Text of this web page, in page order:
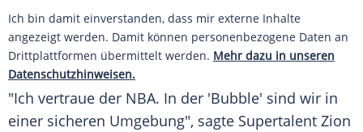
Ich bin damit einverstanden, dass mir externe Inhalte
angezeigt werden. Damit können personenbezogene Daten an
Drittplattformen übermittelt werden. Mehr dazu in unseren
Datenschutzhinweisen.
"Ich vertraue der NBA. In der 'Bubble' sind wir in
einer sicheren Umgebung", sagte Supertalent Zion